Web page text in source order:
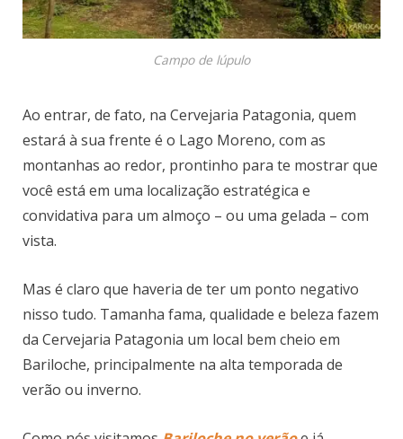
Campo de lúpulo
Ao entrar, de fato, na Cervejaria Patagonia, quem
estará à sua frente é o Lago Moreno, com as
montanhas ao redor, prontinho para te mostrar que
você está em uma localização estratégica e
convidativa para um almoço – ou uma gelada – com
vista.
Mas é claro que haveria de ter um ponto negativo
nisso tudo. Tamanha fama, qualidade e beleza fazem
da Cervejaria Patagonia um local bem cheio em
Bariloche, principalmente na alta temporada de
verão ou inverno.